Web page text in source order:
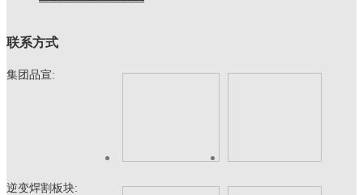
联系方式
集团品宣:
逆变焊割板块: